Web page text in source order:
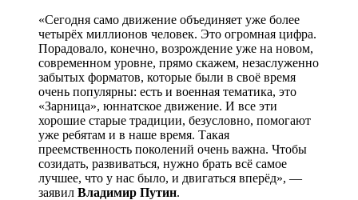
«Сегодня само движение объединяет уже более
четырёх миллионов человек. Это огромная цифра.
Порадовало, конечно, возрождение уже на новом,
современном уровне, прямо скажем, незаслуженно
забытых форматов, которые были в своё время
очень популярны: есть и военная тематика, это
«Зарница», юннатское движение. И все эти
хорошие старые традиции, безусловно, помогают
уже ребятам и в наше время. Такая
преемственность поколений очень важна. Чтобы
созидать, развиваться, нужно брать всё самое
лучшее, что у нас было, и двигаться вперёд», —
заявил Владимир Путин.